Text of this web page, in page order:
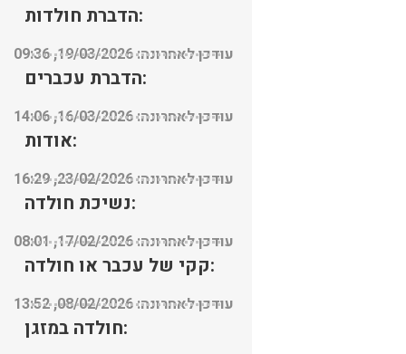
הדברת חולדות:
עודכן לאחרונה: 19/03/2026, 09:36
הדברת עכברים:
עודכן לאחרונה: 16/03/2026, 14:06
אודות:
עודכן לאחרונה: 23/02/2026, 16:29
נשיכת חולדה:
עודכן לאחרונה: 17/02/2026, 08:01
קקי של עכבר או חולדה:
עודכן לאחרונה: 08/02/2026, 13:52
חולדה במזגן: